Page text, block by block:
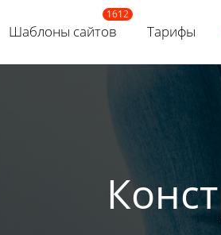
Шаблоны сайтов Тарифы